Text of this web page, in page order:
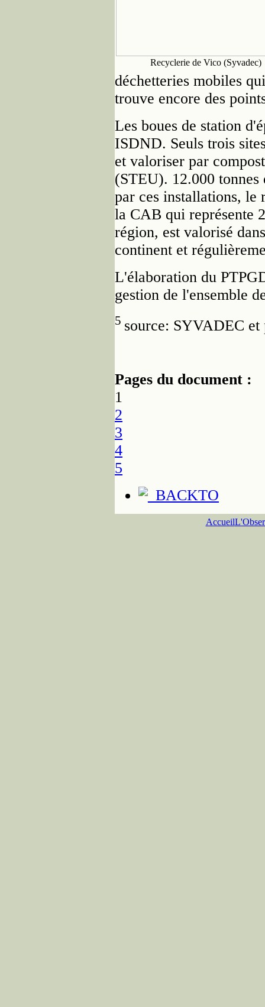
Recyclerie de Vico (Syvadec)
déchetteries mobiles
trouve encore des
Les boues de station
ISDND. Seuls trois
et valoriser par
(STEU). 12.000 tonnes
par ces installations, le
la CAB qui représente
région, est valorisé
continent et
L'élaboration du
gestion de l'ensemble
5 source: SYVADEC
Pages du document :
1
2
3
4
5
Accueil